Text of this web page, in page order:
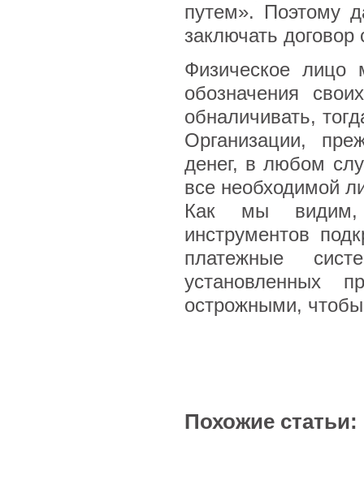
путем». Поэтому
заключать
Физическое лицо
обозначения
обналичивать,
Организации,
денег, в любом
все необходимой
Как мы видим,
инструментов
платежные
установленных
острожными,
Похожие статьи: